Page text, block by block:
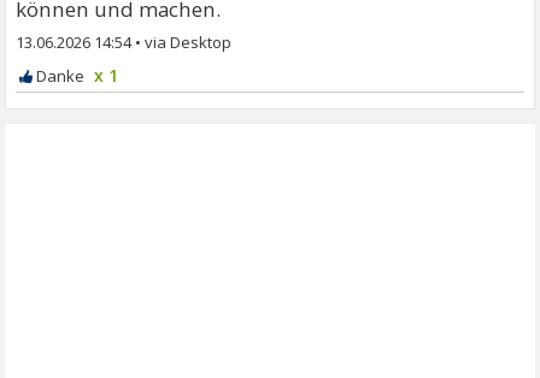
können und machen.
13.06.2026 14:54•
x 1